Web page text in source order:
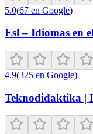
5.0(67 en Google)
Esl – Idiomas en
4.9(325 en Google)
Teknodidaktika |